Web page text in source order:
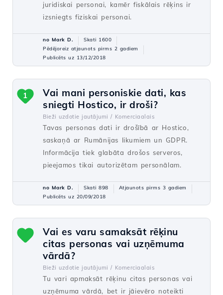
juridiskai personai, kamēr fiskālais rēķins ir
izsniegts fiziskai personai.
no Mark D.
Skati 1600
Pēdējoreiz atjaunots pirms 2 gadiem
Publicēts uz 13/12/2018
Vai mani personiskie dati, kas
sniegti Hostico, ir droši?
Bieži uzdotie jautājumi / Komerciaalais
Tavas personas dati ir drošībā ar Hostico,
saskaņā ar Rumānijas likumiem un GDPR.
Informācija tiek glabāta drošos serveros,
pieejamos tikai autorizētam personālam.
1
no Mark D. Skati 898
Atjaunots pirms 3 gadiem
Publicēts uz 20/09/2018
Vai es varu samaksāt rēķinu
citas personas vai uzņēmuma
vārdā?
Bieži uzdotie jautājumi / Komerciaalais
Tu vari apmaksāt rēķinu citas personas vai
uzņēmuma vārdā, bet ir jāievēro noteikti